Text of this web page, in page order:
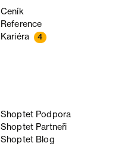
Ceník
Reference
Kariéra 4
Shoptet Podpora
Shoptet Partneři
Shoptet Blog